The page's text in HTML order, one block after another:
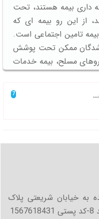
داری بیمه هستند، تحت
از این رو بیمه ای که
تامین اجتماعی است.
شدگان ممکن تحت پوشش
مسلح، بیمه خدمات
باشند.
پیدا کند که به جمع
در حال حاضر جمع آوری
سازمان تامین اجتماعی
اطلاعات شما در سامانه مورد نظر (www.tamin.ir) تایید نشد،
حضوری به سازمان
شعبه های بیمه تامین
و یا اینکه ازسرویس
7
به خیابان شریعتی پلاک